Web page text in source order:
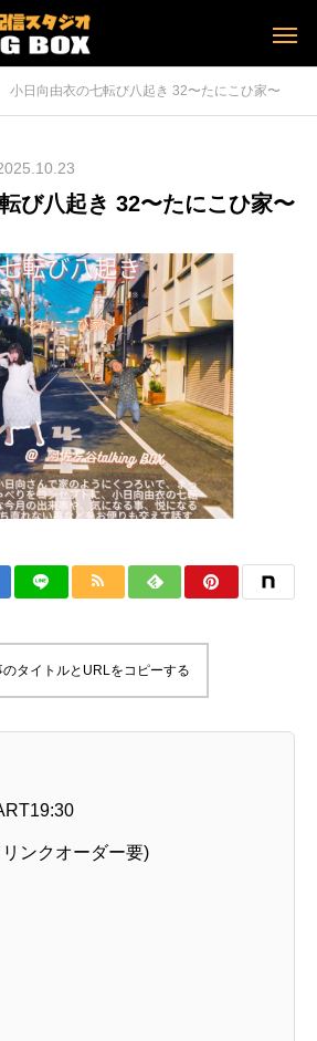
小日向由衣の七転び八起き 32〜たにこひ家〜
び八起き 32〜たにこひ家〜
のタイトルとURLをコピーする
ンクオーダー要)